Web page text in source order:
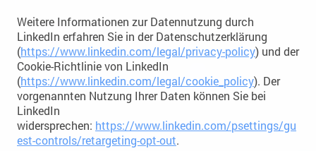
Weitere Informationen zur Datennutzung durch
LinkedIn erfahren Sie in der Datenschutzerklärung
(https://www.linkedin.com/legal/privacy-policy) und der
Cookie-Richtlinie von LinkedIn
(https://www.linkedin.com/legal/cookie_policy). Der
vorgenannten Nutzung Ihrer Daten können Sie bei
LinkedIn
widersprechen: https://www.linkedin.com/psettings/gu
est-controls/retargeting-opt-out.